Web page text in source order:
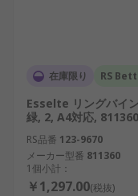
在庫限り RS
Esselte リングバイ
緑, 2, A4対応, 811360
RS品番 123-9670
メーカー型番 811360
1個小計：
￥1,297.00(税抜)